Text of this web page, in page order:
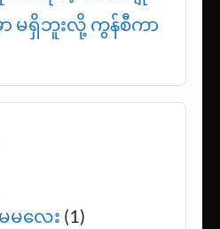
မရှိဘူးလို့ ကွန်စီကာ
မလေး (1)